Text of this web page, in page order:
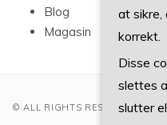
Blog
Magasin
© ALL RIGHTS RESERVED 2022
at sikre,
korrekt.
Disse
slettes
slutter